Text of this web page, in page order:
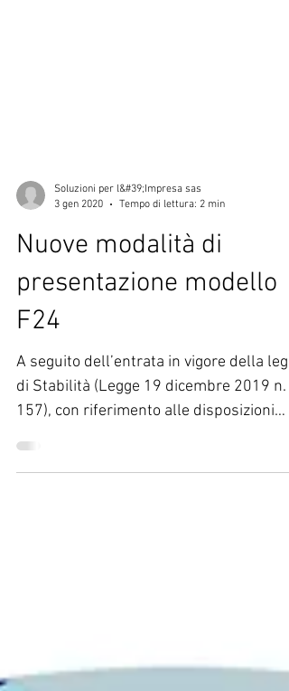
Soluzioni per l&#39;Impresa sas
Tempo di lettura: 2 min
Nuove modalità di
presentazione modello
F24
di Stabilità (Legge 19 dicembre 2019 n.
157), con riferimento alle disposizioni